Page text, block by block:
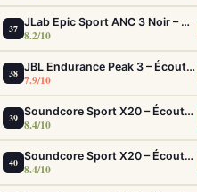
37 JLab Epic Sport ANC 3 Noir – Écouteurs Sport ANC IP66 Double Driver
8.2/10
38 JBL Endurance Peak 3 – Écouteurs sport IP68 avec 50h d'autonomie
7.9/10
39 Soundcore Sport X20 – Écouteurs Sport IP68 ANC Fit Sécurisé Ultime
8.4/10
40 Soundcore Sport X20 – Écouteurs Sport IP68 ANC Fit Sécurisé Ultime
8.4/10